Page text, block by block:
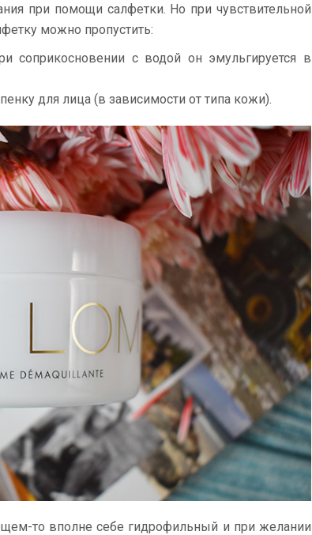
при помощи салфетки. Но при чувствительной
можно пропустить:
соприкосновении с водой он эмульгируется в
для лица (в зависимости от типа кожи).
то вполне себе гидрофильный и при желании